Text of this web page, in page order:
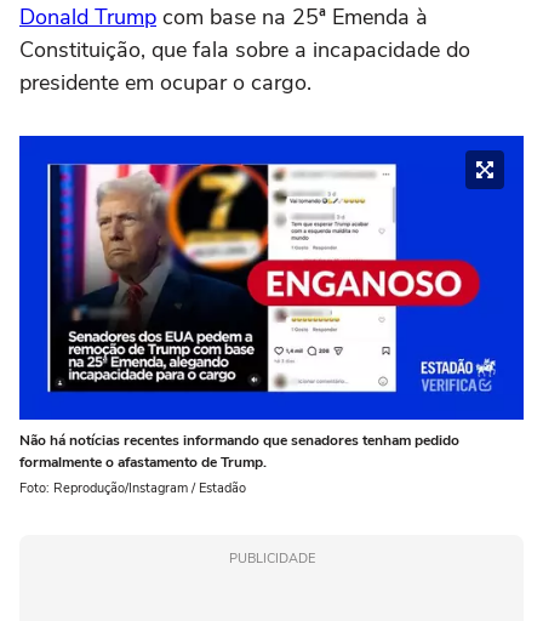
Donald Trump com base na 25ª Emenda à
Constituição, que fala sobre a incapacidade do
presidente em ocupar o cargo.
Não há notícias recentes informando que senadores tenham pedido
formalmente o afastamento de Trump.
Foto: Reprodução/Instagram / Estadão
PUBLICIDADE